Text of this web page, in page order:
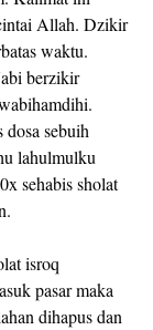
Allah. Dzikir
waktu.
berzikir
dosa sebuih
lahulmulku
sehabis sholat
isroq
pasar maka
dihapus dan